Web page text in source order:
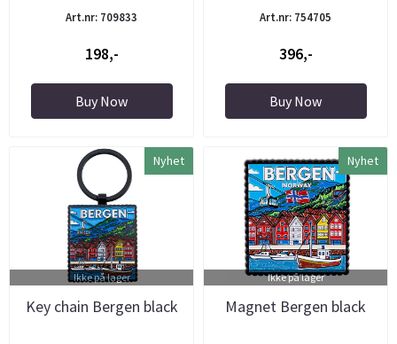
Art.nr: 709833
198,-
Buy Now
Pottery
Art.nr: 754705
396,-
Buy Now
Nyhet
Ikke på lager
Key chain Bergen black
Nyhet
Ikke på lager
Magnet Bergen black